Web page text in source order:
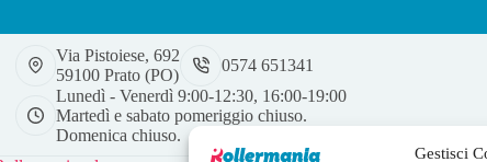
Gestisci
Via Pistoiese, 692
59100 Prato (PO)
0574 651341
Lunedì - Venerdì 9:00-12:30, 16:00-19:00
Martedì e sabato pomeriggio chiuso.
Domenica chiuso.